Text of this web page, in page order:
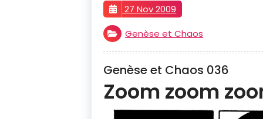
27 Nov 2009
Genèse et Chaos
Genèse et Chaos 036
Zoom zoom